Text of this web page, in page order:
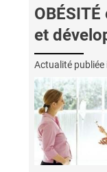
et
Actualité publiée